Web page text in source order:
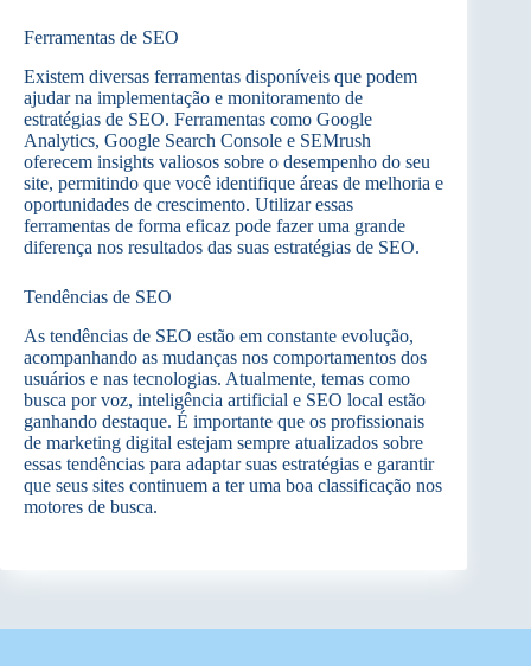
Ferramentas de SEO
Existem diversas ferramentas disponíveis que podem
ajudar na implementação e monitoramento de
estratégias de SEO. Ferramentas como Google
Analytics, Google Search Console e SEMrush
oferecem insights valiosos sobre o desempenho do seu
site, permitindo que você identifique áreas de melhoria e
oportunidades de crescimento. Utilizar essas
ferramentas de forma eficaz pode fazer uma grande
diferença nos resultados das suas estratégias de SEO.
Tendências de SEO
As tendências de SEO estão em constante evolução,
acompanhando as mudanças nos comportamentos dos
usuários e nas tecnologias. Atualmente, temas como
busca por voz, inteligência artificial e SEO local estão
ganhando destaque. É importante que os profissionais
de marketing digital estejam sempre atualizados sobre
essas tendências para adaptar suas estratégias e garantir
que seus sites continuem a ter uma boa classificação nos
motores de busca.